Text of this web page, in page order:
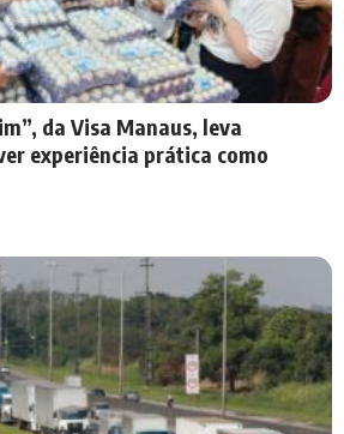
da Visa Manaus, leva
experiência prática como